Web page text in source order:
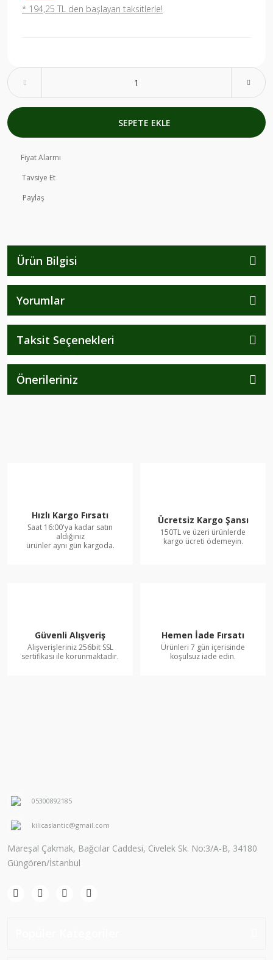
* 194,25 TL den başlayan taksitlerle!
SEPETE EKLE
Fiyat Alarmı
Tavsiye Et
Paylaş
Ürün Bilgisi
Yorumlar
Taksit Seçenekleri
Önerileriniz
Hızlı Kargo Fırsatı
Saat 16:00'ya kadar satın
aldığınız
ürünler aynı gün kargoda.
Ücretsiz Kargo Şansı
150TL ve üzeri ürünlerde
kargo ücreti ödemeyin.
Güvenli Alışveriş
Alışverişleriniz 256bit SSL
sertifikası ile korunmaktadır.
Hemen İade Fırsatı
Ürünleri 7 gün içerisinde
koşulsuz iade edin.
05300892185
kilicaslantic@gmail.com
Mareşal Çakmak, Bağcılar Caddesi, Civelek Sk. No:3/A-B, 34180
Güngören/İstanbul